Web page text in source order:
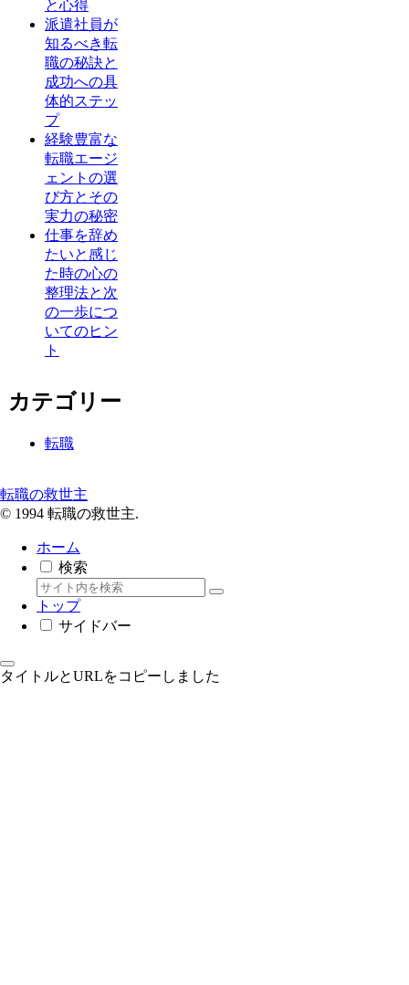
と心得
派遣社員が
知るべき転
職の秘訣と
成功への具
体的ステッ
プ
経験豊富な
転職エージ
ェントの選
び方とその
実力の秘密
仕事を辞め
たいと感じ
た時の心の
整理法と次
の一歩につ
いてのヒン
ト
カテゴリー
転職
転職の救世主
© 1994 転職の救世主.
ホーム
検索
トップ
サイドバー
タイトルとURLをコピーしました